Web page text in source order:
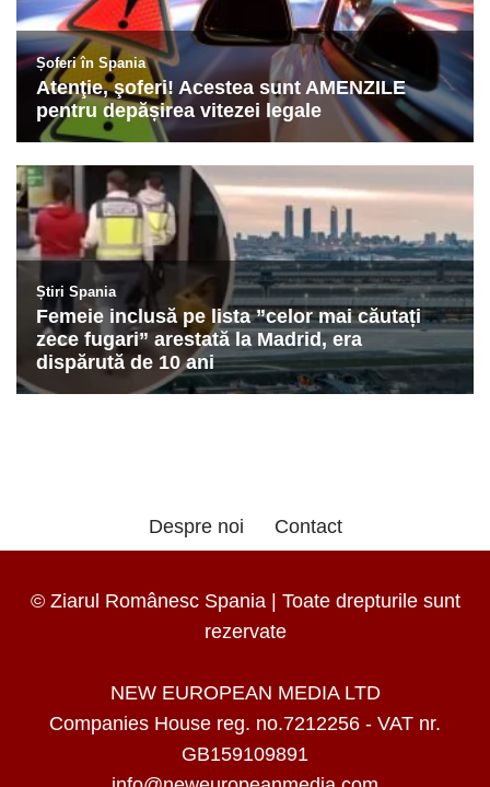
Despre noi Contact
© Ziarul Românesc Spania | Toate drepturile sunt
rezervate
NEW EUROPEAN MEDIA LTD
Companies House reg. no.7212256 - VAT nr.
GB159109891